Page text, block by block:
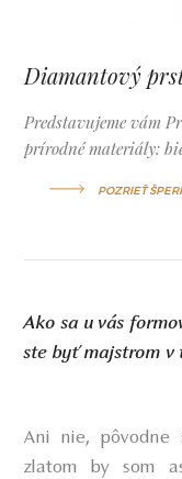
Diamantový
Predstavujeme vám
prírodné materiály:
POZRIEŤ
Ako sa u vás
ste byť majstrom v
Ani nie, pôvodne
zlatom by som